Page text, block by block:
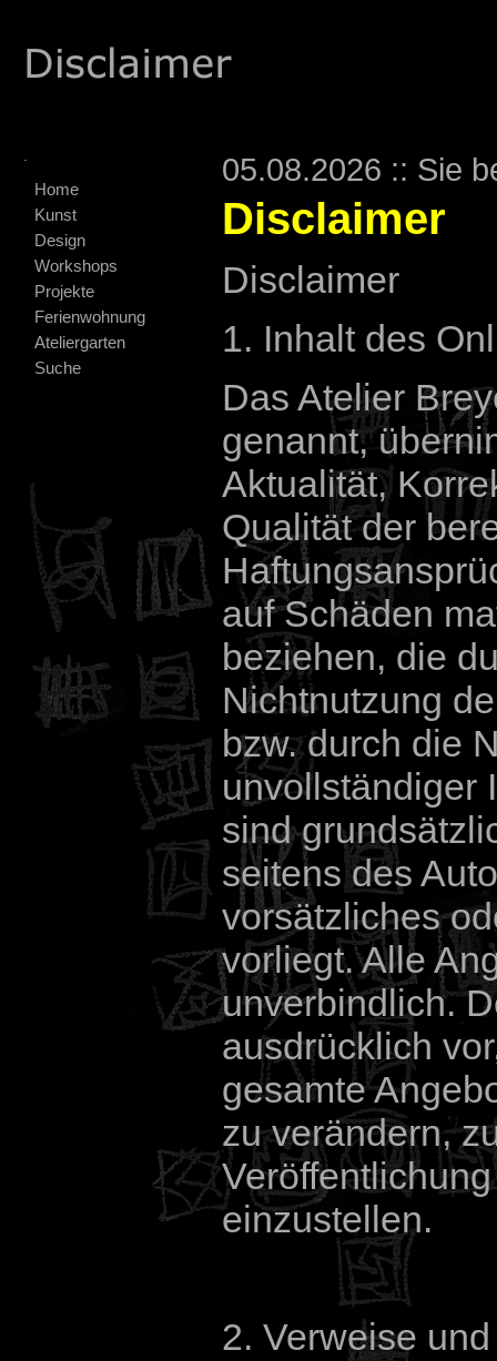
Home
Kunst
Design
Workshops
Projekte
Ferienwohnung
Ateliergarten
Suche
05.08.2026 :: Sie
Disclaimer
Disclaimer
1. Inhalt des
Das Atelier
genannt,
Aktualität,
Qualität der
auf Schäden
beziehen, die
Nichtnutzung
bzw. durch die
unvollständiger
sind
seitens des
vorsätzliches
vorliegt. Alle
unverbindlich.
ausdrücklich
gesamte
zu verändern,
einzustellen.
2. Verweise